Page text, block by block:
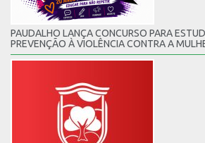
PAUDALHO LANÇA CONCURSO PARA
PREVENÇÃO À VIOLÊNCIA CONTRA A